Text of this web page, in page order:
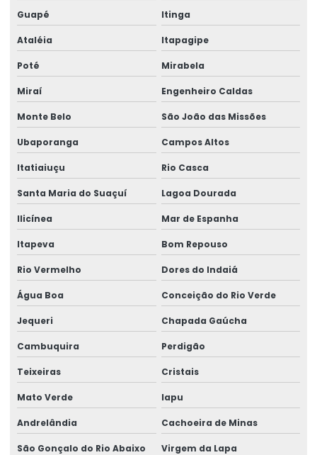
Guapé Itinga
Ataléia Itapagipe
Poté Mirabela
Miraí Engenheiro Caldas
Monte Belo São João das Missões
Ubaporanga Campos Altos
Itatiaiuçu Rio Casca
Santa Maria do Suaçuí Lagoa Dourada
Ilicínea Mar de Espanha
Itapeva Bom Repouso
Rio Vermelho Dores do Indaiá
Água Boa Conceição do Rio Verde
Jequeri Chapada Gaúcha
Cambuquira Perdigão
Teixeiras Cristais
Mato Verde Iapu
Andrelândia Cachoeira de Minas
São Gonçalo do Rio Abaixo Virgem da Lapa